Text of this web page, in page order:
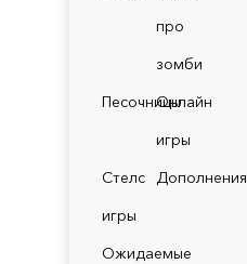
про
зомби
ПесочницыОнлайн
игры
Стелс
игры
Дополнения
Ожидаемые